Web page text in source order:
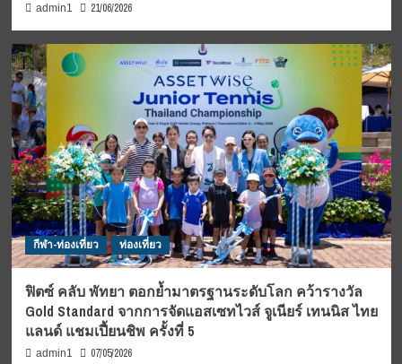
admin1 21/06/2026
กีฬา-ท่องเที่ยว ท่องเที่ยว
ฟิตซ์ คลับ พัทยา ตอกย้ำมาตรฐานระดับโลก คว้ารางวัล
Gold Standard จากการจัดแอสเซทไวส์ จูเนียร์ เทนนิส ไทย
แลนด์ แชมเปี้ยนชิพ ครั้งที่ 5
admin1 07/05/2026